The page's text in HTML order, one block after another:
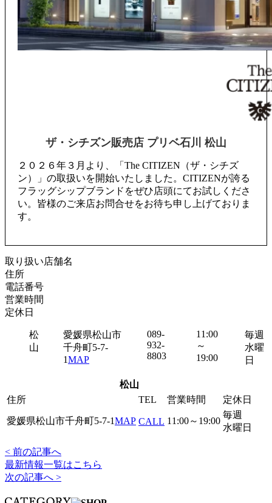
ザ・シチズン販売店 プリベ石川 松山
２０２６年３月より、「The CITIZEN（ザ・シチズ
ン）」の取扱いを開始いたしました。CITIZENが誇る
フラッグシップブランドをぜひ店頭にてお試しくださ
い。皆様のご来店お問合せをお待ち申し上げておりま
す。
取り扱い店舗名
住所
電話番号
営業時間
定休日
松
山
愛媛県松山市
千舟町5-7-
1MAP
089-
932-
8803
11:00
～
19:00
毎週
水曜
日
松山
住所
TEL 営業時間 定休日
愛媛県松山市千舟町5-7-1MAP CALL 11:00～19:00
毎週
水曜日
< 前の記事へ
最新情報一覧はこちら
次の記事へ >